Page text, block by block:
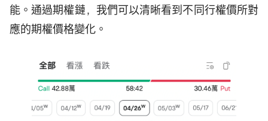
能。通過期權鏈，我們可以清晰看到不同行權價所對
應的期權價格變化。